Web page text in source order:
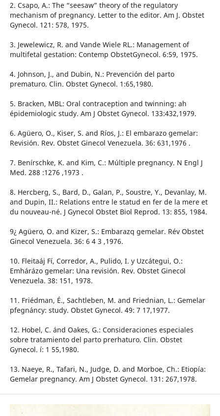
2. Csapo, A.: The “seesaw” theory of the regulatory
mechanism of pregnancy. Letter to the editor. Am J. Obstet
Gynecol. 121: 578, 1975.
3. Jewelewicz, R. and Vande Wiele RL.: Management of
multifetal gestation: Contemp ObstetGynecol. 6:59, 1975.
4. Johnson, J., and Dubin, N.: Prevención del parto
prematuro. Clin. Obstet Gynecol. 1:65,1980.
5. Bracken, MBL: Oral contraception and twinning: ah
épidemiologic study. Am J Obstet Gynecol. 133:432,1979.
6. Agüero, O., Kiser, S. and Ríos, J.: El embarazo gemelar:
Revisión. Rev. Obstet Ginecol Venezuela. 36: 631,1976 .
7. Benírschke, K. and Kim, C.: Múltiple pregnancy. N Engl J
Med. 288 :1276 ,1973 .
8. Hercberg, S., Bard, D., Galan, P., Soustre, Y., Devanlay, M.
and Dupin, II.: Relations entre le statud en fer de la mere et
du nouveau-né. J Gynecol Obstet Biol Reprod. 13: 855, 1984.
9¿ Agüero, O. and Kizer, S.: Embarazq gemelar. Rév Obstet
Ginecol Venezuela. 36: 6 4 3 ,1976.
10. Fleitaáj Fí, Corredor, A., Pulido, I. y Uzcátegui, O.:
Emhárázo gemelar: Una revisión. Rev. Obstet Ginecol
Venezuela. 38: 151, 1978.
11. Friédman, É., Sachtleben, M. and Friednian, L.: Gemelar
pfegnáncy: study. Obstet Gynecol. 49: 7 17,1977.
12. Hobel, C. ánd Oakes, G.: Consideraciones especiales
sobre tratamiento del parto prerhaturo. Clin. Obstet
Gynecol. í: 1 55,1980.
13. Naeye, R., Tafari, N., Judge, D. and Morboe, Ch.: Etiopía:
Gemelar pregnancy. Am J Obstet Gynecol. 131: 267,1978.